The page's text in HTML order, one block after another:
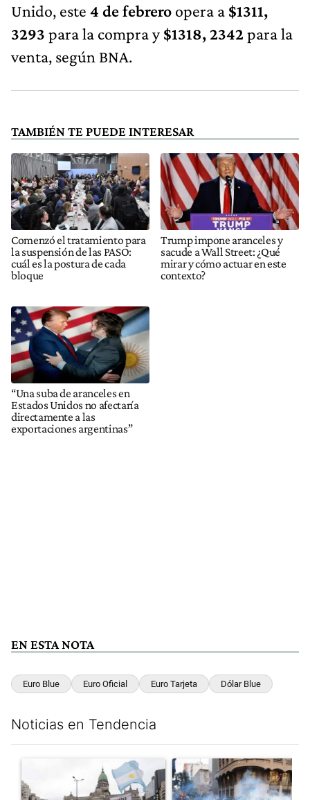
Unido, este 4 de febrero opera a $1311,
3293 para la compra y$1318, 2342para la
venta, según BNA.
TAMBIÉN TE PUEDE INTERESAR
Comenzó el tratamiento para
la suspensión de las PASO:
cuál es la postura de cada
bloque
Trump impone aranceles y
sacude a Wall Street: ¿Qué
mirar y cómo actuar en este
contexto?
“Una suba de aranceles en
Estados Unidos no afectaría
directamente a las
exportaciones argentinas”
EN ESTA NOTA
Euro Blue Euro Oficial Euro Tarjeta Dólar Blue
Noticias en Tendencia
Un artículo de tendencia con el título "Congreso vallado y
Un artículo de tendencia con